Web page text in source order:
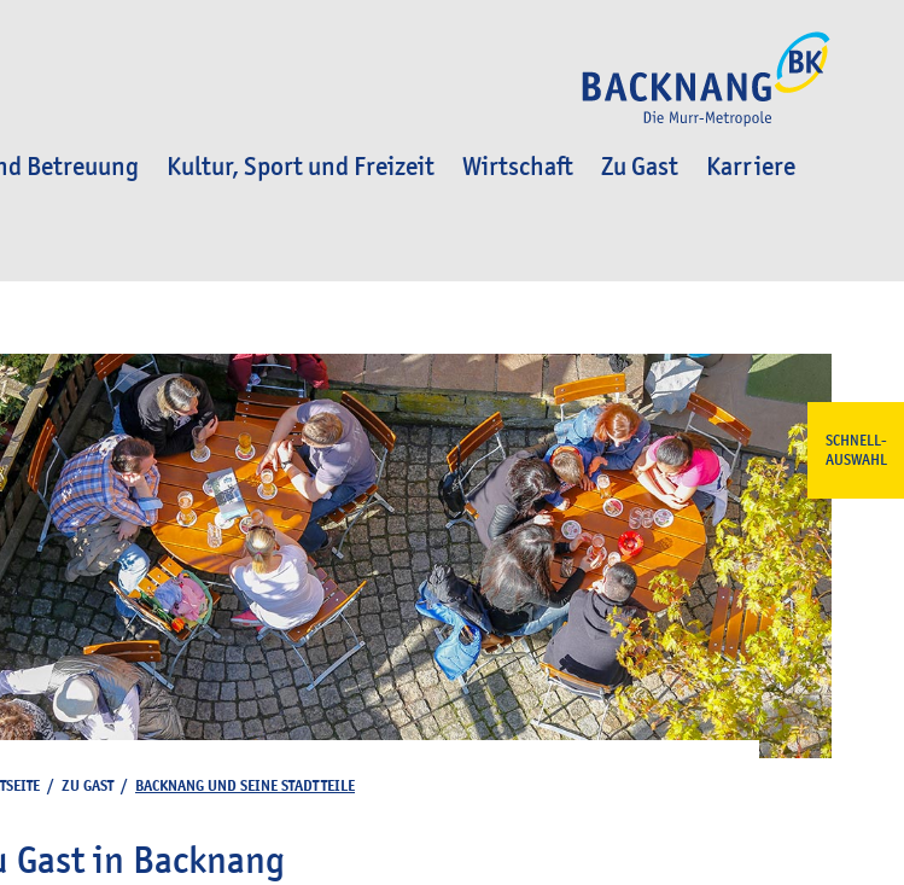
Betreuung Kultur, Sport und Freizeit Wirtschaft Zu Gast
Karriere
SCHNELL-
AUSWAHL
/ ZU GAST/ BACKNANG UND SEINE STADTTEILE
Gast in Backnang